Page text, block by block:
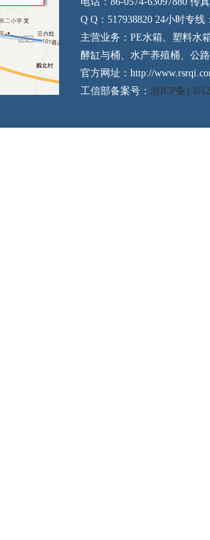
Q Q：517938820 24小时专线
主营业务：PE水箱、塑料水
酵缸与桶、水产养殖桶、公
官方网址：http://
工信部备案号： 浙ICP备